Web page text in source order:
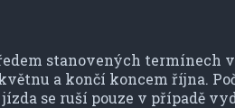
stanovených termínech
a končí koncem října.
se ruší pouze v případě